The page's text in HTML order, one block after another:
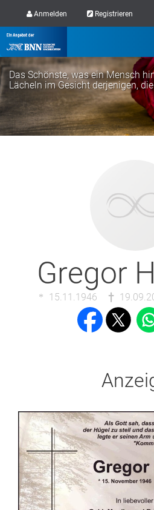
Anmelden Registrieren
Das Schönste, was ein Mensch
Lächeln im Gesicht derjenigen,
Gregor
15.11.1946